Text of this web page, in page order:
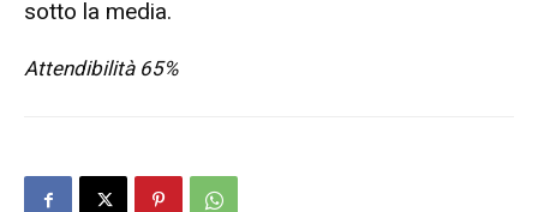
sotto la media.
Attendibilità 65%